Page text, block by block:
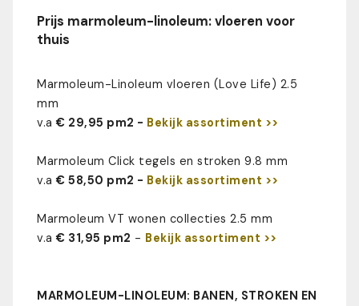
Prijs marmoleum-linoleum: vloeren voor
thuis
Marmoleum-Linoleum vloeren (Love Life) 2.5
mm
v.a€ 29,95 pm2 - Bekijk assortiment >>
Marmoleum Click tegels en stroken 9.8 mm
v.a€ 58,50 pm2 - Bekijk assortiment >>
Marmoleum VT wonen collecties 2.5 mm
v.a€ 31,95 pm2 - Bekijk assortiment >>
MARMOLEUM-LINOLEUM: BANEN, STROKEN EN